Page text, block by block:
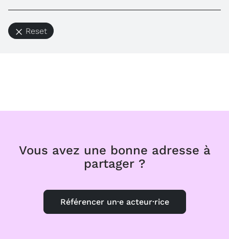
Reset
Vous avez une bonne adresse à
partager ?
Référencer un·e acteur·rice